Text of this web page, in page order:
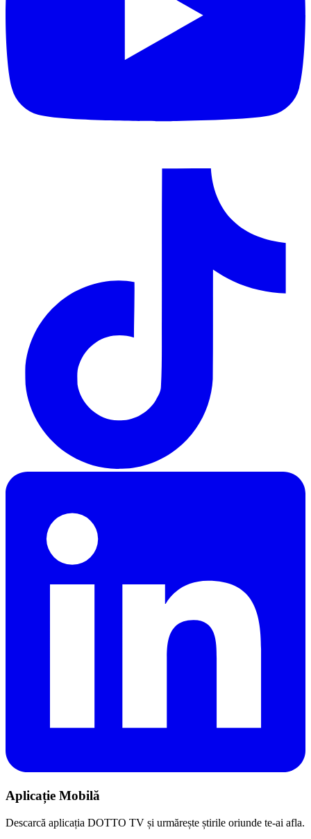
Aplicație Mobilă
Descarcă aplicația DOTTO TV și urmărește știrile oriunde te-ai afla.